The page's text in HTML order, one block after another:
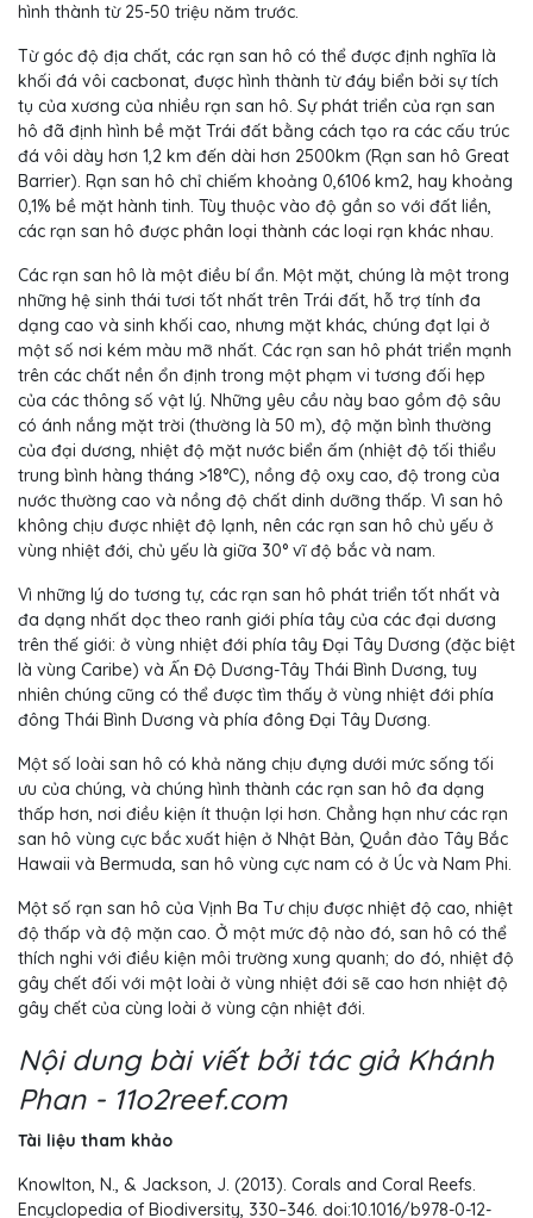
hình thành từ 25-50 triệu năm trước.
Từ góc độ địa chất, các rạn san hô có thể được định nghĩa là
khối đá vôi cacbonat, được hình thành từ đáy biển bởi sự tích
tụ của xương của nhiều rạn san hô. Sự phát triển của rạn san
hô đã định hình bề mặt Trái đất bằng cách tạo ra các cấu trúc
đá vôi dày hơn 1,2 km đến dài hơn 2500km (Rạn san hô Great
Barrier). Rạn san hô chỉ chiếm khoảng 0,6106 km2, hay khoảng
0,1% bề mặt hành tinh. Tùy thuộc vào độ gần so với đất liền,
các rạn san hô được phân loại thành các loại rạn khác nhau.
Các rạn san hô là một điều bí ẩn. Một mặt, chúng là một trong
những hệ sinh thái tươi tốt nhất trên Trái đất, hỗ trợ tính đa
dạng cao và sinh khối cao, nhưng mặt khác, chúng đạt lại ở
một số nơi kém màu mỡ nhất. Các rạn san hô phát triển mạnh
trên các chất nền ổn định trong một phạm vi tương đối hẹp
của các thông số vật lý. Những yêu cầu này bao gồm độ sâu
có ánh nắng mặt trời (thường là 50 m), độ mặn bình thường
của đại dương, nhiệt độ mặt nước biển ấm (nhiệt độ tối thiểu
trung bình hàng tháng >18°C), nồng độ oxy cao, độ trong của
nước thường cao và nồng độ chất dinh dưỡng thấp. Vì san hô
không chịu được nhiệt độ lạnh, nên các rạn san hô chủ yếu ở
vùng nhiệt đới, chủ yếu là giữa 30° vĩ độ bắc và nam.
Vì những lý do tương tự, các rạn san hô phát triển tốt nhất và
đa dạng nhất dọc theo ranh giới phía tây của các đại dương
trên thế giới: ở vùng nhiệt đới phía tây Đại Tây Dương (đặc biệt
là vùng Caribe) và Ấn Độ Dương-Tây Thái Bình Dương, tuy
nhiên chúng cũng có thể được tìm thấy ở vùng nhiệt đới phía
đông Thái Bình Dương và phía đông Đại Tây Dương.
Một số loài san hô có khả năng chịu đựng dưới mức sống tối
ưu của chúng, và chúng hình thành các rạn san hô đa dạng
thấp hơn, nơi điều kiện ít thuận lợi hơn. Chẳng hạn như các rạn
san hô vùng cực bắc xuất hiện ở Nhật Bản, Quần đảo Tây Bắc
Hawaii và Bermuda, san hô vùng cực nam có ở Úc và Nam Phi.
Một số rạn san hô của Vịnh Ba Tư chịu được nhiệt độ cao, nhiệt
độ thấp và độ mặn cao. Ở một mức độ nào đó, san hô có thể
thích nghi với điều kiện môi trường xung quanh; do đó, nhiệt độ
gây chết đối với một loài ở vùng nhiệt đới sẽ cao hơn nhiệt độ
gây chết của cùng loài ở vùng cận nhiệt đới.
Nội dung bài viết bởi tác giả Khánh
Phan - 11o2reef.com
Tài liệu tham khảo
Knowlton, N., & Jackson, J. (2013). Corals and Coral Reefs.
Encyclopedia of Biodiversity, 330–346. doi:10.1016/b978-0-12-